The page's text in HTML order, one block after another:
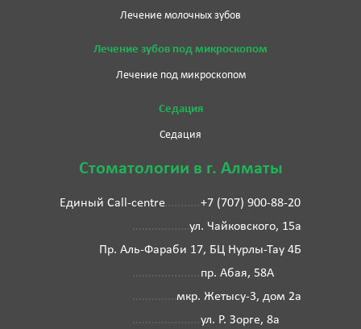
Лечение молочных зубов
Лечение зубов под микроскопом
Лечение под микроскопом
Седация
Седация
Стоматологии в г. Алматы
Единый Call-centre
+7 (707) 900-88-20
ул. Чайковского, 15а
Пр. Аль-Фараби 17, БЦ Нурлы-Тау 4Б
пр. Абая, 58А
мкр. Жетысу-3, дом 2а
ул. Р. Зорге, 8а